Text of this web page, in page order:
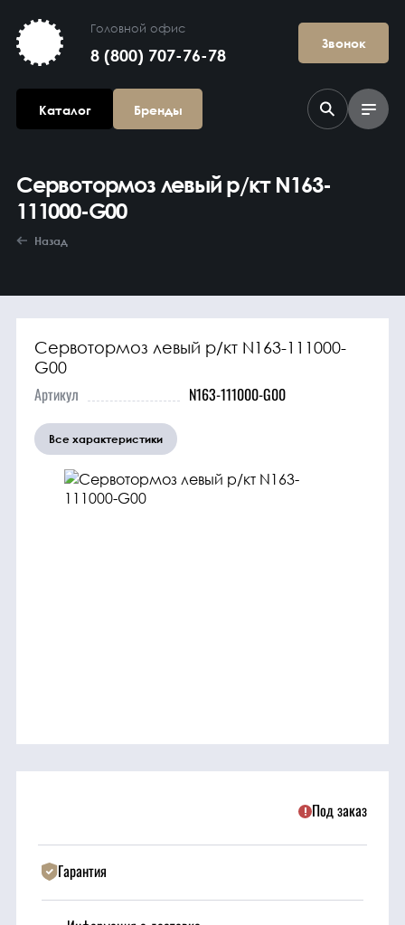
Головной офис
8 (800) 707-76-78
Звонок
Каталог Бренды
Агрегаты в
сборе
Гидравлика и
ГСМ
Сервотормоз левый р/кт N163-
111000-G00
Назад
Сервотормоз левый р/кт N163-111000-
G00
Артикул N163-111000-G00
Все характеристики
Под заказ
Гарантия